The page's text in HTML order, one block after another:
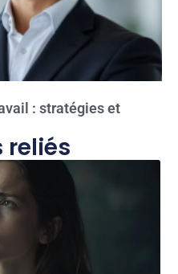
: stratégies et
reliés